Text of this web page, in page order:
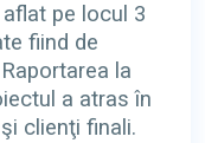
pe locul 3
fiind de
la
a atras în
clienţi finali.